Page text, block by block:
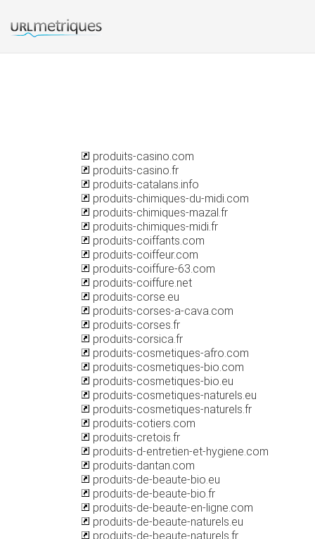
produits-casino.com
produits-casino.fr
produits-catalans.info
produits-chimiques-du-midi.com
produits-chimiques-mazal.fr
produits-chimiques-midi.fr
produits-coiffants.com
produits-coiffeur.com
produits-coiffure-63.com
produits-coiffure.net
produits-corse.eu
produits-corses-a-cava.com
produits-corses.fr
produits-corsica.fr
produits-cosmetiques-afro.com
produits-cosmetiques-bio.com
produits-cosmetiques-bio.eu
produits-cosmetiques-naturels.eu
produits-cosmetiques-naturels.fr
produits-cotiers.com
produits-cretois.fr
produits-d-entretien-et-hygiene.com
produits-dantan.com
produits-de-beaute-bio.eu
produits-de-beaute-bio.fr
produits-de-beaute-en-ligne.com
produits-de-beaute-naturels.eu
produits-de-beaute-naturels.fr